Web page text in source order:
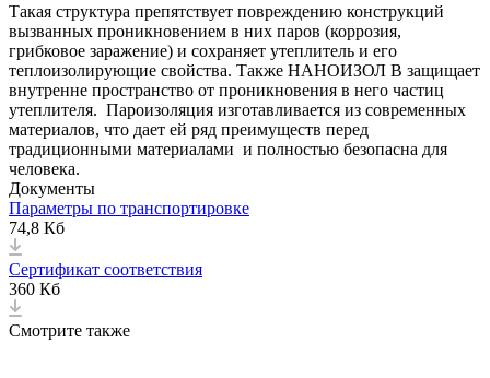
Такая структура препятствует повреждению конструкций
вызванных проникновением в них паров (коррозия,
грибковое заражение) и сохраняет утеплитель и его
теплоизолирующие свойства. Также НАНОИЗОЛ В защищает
внутренне пространство от проникновения в него частиц
утеплителя. Пароизоляция изготавливается из современных
материалов, что дает ей ряд преимуществ перед
традиционными материалами и полностью безопасна для
человека.
Документы
Параметры по транспортировке
74,8 Кб
Сертификат соответствия
360 Кб
Смотрите также